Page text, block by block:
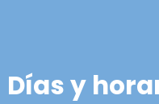
Días y